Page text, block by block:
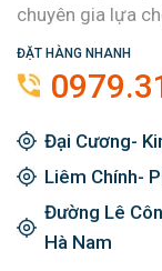
chuyên gia lựa
ĐẶT HÀNG NHANH
Đại Cương-
Liêm Chính-
Đường Lê
Hà Nam